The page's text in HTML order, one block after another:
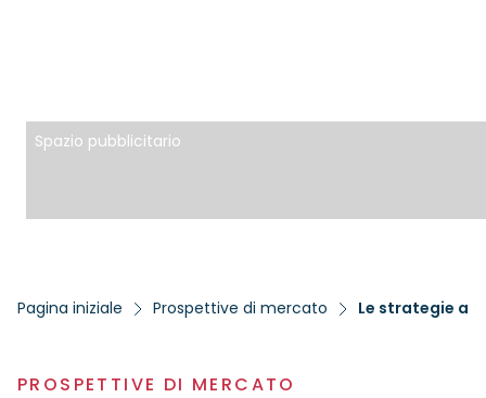
Spazio pubblicitario
Pagina iniziale Prospettive di mercato Le strategie
PROSPETTIVE DI MERCATO